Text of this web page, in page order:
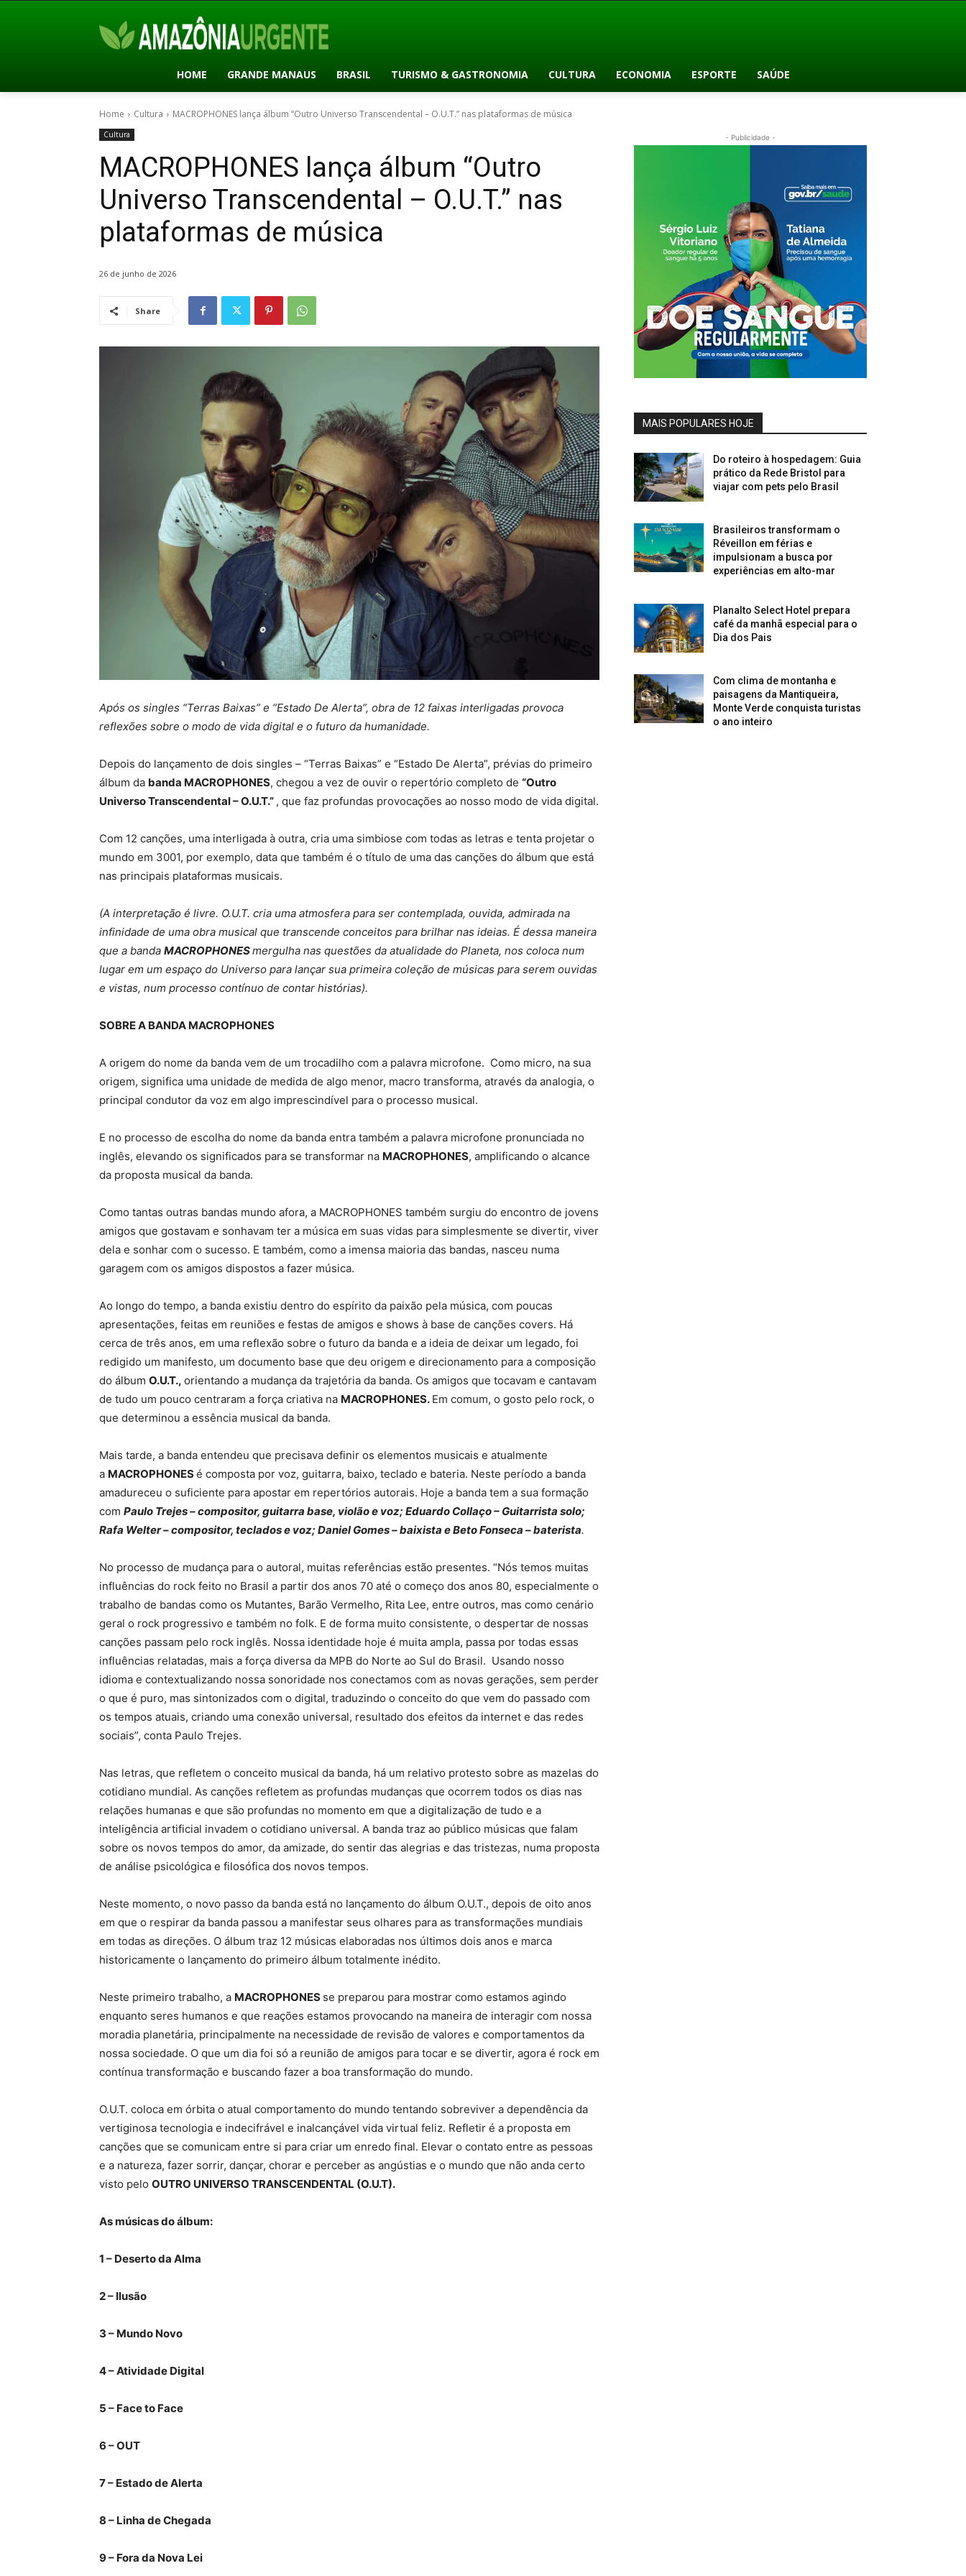
HOME GRANDE MANAUS BRASIL TURISMO & GASTRONOMIA CULTURA ECONOMIA ESPORTE SAÚDE
Home Cultura MACROPHONES lança álbum “Outro Universo Transcendental – O.U.T.” nas plataformas de música
Cultura
MACROPHONES lança álbum “Outro
Universo Transcendental – O.U.T.” nas
plataformas de música
26 de junho de 2026
Share
Após os singles “Terras Baixas” e “Estado De Alerta”, obra de 12 faixas interligadas provoca
reflexões sobre o modo de vida digital e o futuro da humanidade.
Depois do lançamento de dois singles – “Terras Baixas” e “Estado De Alerta”, prévias do primeiro
álbum da banda MACROPHONES, chegou a vez de ouvir o repertório completo de “Outro
Universo Transcendental – O.U.T.” , que faz profundas provocações ao nosso modo de vida digital.
Com 12 canções, uma interligada à outra, cria uma simbiose com todas as letras e tenta projetar o
mundo em 3001, por exemplo, data que também é o título de uma das canções do álbum que está
nas principais plataformas musicais.
(A interpretação é livre. O.U.T. cria uma atmosfera para ser contemplada, ouvida, admirada na
infinidade de uma obra musical que transcende conceitos para brilhar nas ideias. É dessa maneira
que a banda MACROPHONESmergulha nas questões da atualidade do Planeta, nos coloca num
lugar em um espaço do Universo para lançar sua primeira coleção de músicas para serem ouvidas
e vistas, num processo contínuo de contar histórias).
SOBRE A BANDA MACROPHONES
A origem do nome da banda vem de um trocadilho com a palavra microfone. Como micro, na sua
origem, significa uma unidade de medida de algo menor, macro transforma, através da analogia, o
principal condutor da voz em algo imprescindível para o processo musical.
E no processo de escolha do nome da banda entra também a palavra microfone pronunciada no
inglês, elevando os significados para se transformar na MACROPHONES, amplificando o alcance
da proposta musical da banda.
Como tantas outras bandas mundo afora, a MACROPHONES também surgiu do encontro de jovens
amigos que gostavam e sonhavam ter a música em suas vidas para simplesmente se divertir, viver
dela e sonhar com o sucesso. E também, como a imensa maioria das bandas, nasceu numa
garagem com os amigos dispostos a fazer música.
Ao longo do tempo, a banda existiu dentro do espírito da paixão pela música, com poucas
apresentações, feitas em reuniões e festas de amigos e shows à base de canções covers. Há
cerca de três anos, em uma reflexão sobre o futuro da banda e a ideia de deixar um legado, foi
redigido um manifesto, um documento base que deu origem e direcionamento para a composição
do álbum O.U.T., orientando a mudança da trajetória da banda. Os amigos que tocavam e cantavam
de tudo um pouco centraram a força criativa na MACROPHONES. Em comum, o gosto pelo rock, o
que determinou a essência musical da banda.
Mais tarde, a banda entendeu que precisava definir os elementos musicais e atualmente
a MACROPHONESé composta por voz, guitarra, baixo, teclado e bateria. Neste período a banda
amadureceu o suficiente para apostar em repertórios autorais. Hoje a banda tem a sua formação
com Paulo Trejes – compositor, guitarra base, violão e voz; Eduardo Collaço – Guitarrista solo;
Rafa Welter – compositor, teclados e voz; Daniel Gomes – baixista e Beto Fonseca – baterista.
No processo de mudança para o autoral, muitas referências estão presentes. “Nós temos muitas
influências do rock feito no Brasil a partir dos anos 70 até o começo dos anos 80, especialmente o
trabalho de bandas como os Mutantes, Barão Vermelho, Rita Lee, entre outros, mas como cenário
geral o rock progressivo e também no folk. E de forma muito consistente, o despertar de nossas
canções passam pelo rock inglês. Nossa identidade hoje é muita ampla, passa por todas essas
influências relatadas, mais a força diversa da MPB do Norte ao Sul do Brasil. Usando nosso
idioma e contextualizando nossa sonoridade nos conectamos com as novas gerações, sem perder
o que é puro, mas sintonizados com o digital, traduzindo o conceito do que vem do passado com
os tempos atuais, criando uma conexão universal, resultado dos efeitos da internet e das redes
sociais”, conta Paulo Trejes.
Nas letras, que refletem o conceito musical da banda, há um relativo protesto sobre as mazelas do
cotidiano mundial. As canções refletem as profundas mudanças que ocorrem todos os dias nas
relações humanas e que são profundas no momento em que a digitalização de tudo e a
inteligência artificial invadem o cotidiano universal. A banda traz ao público músicas que falam
sobre os novos tempos do amor, da amizade, do sentir das alegrias e das tristezas, numa proposta
de análise psicológica e filosófica dos novos tempos.
Neste momento, o novo passo da banda está no lançamento do álbum O.U.T., depois de oito anos
em que o respirar da banda passou a manifestar seus olhares para as transformações mundiais
em todas as direções. O álbum traz 12 músicas elaboradas nos últimos dois anos e marca
historicamente o lançamento do primeiro álbum totalmente inédito.
Neste primeiro trabalho, a MACROPHONES se preparou para mostrar como estamos agindo
enquanto seres humanos e que reações estamos provocando na maneira de interagir com nossa
moradia planetária, principalmente na necessidade de revisão de valores e comportamentos da
nossa sociedade. O que um dia foi só a reunião de amigos para tocar e se divertir, agora é rock em
contínua transformação e buscando fazer a boa transformação do mundo.
O.U.T. coloca em órbita o atual comportamento do mundo tentando sobreviver a dependência da
vertiginosa tecnologia e indecifrável e inalcançável vida virtual feliz. Refletir é a proposta em
canções que se comunicam entre si para criar um enredo final. Elevar o contato entre as pessoas
e a natureza, fazer sorrir, dançar, chorar e perceber as angústias e o mundo que não anda certo
visto pelo OUTRO UNIVERSO TRANSCENDENTAL (O.U.T).
As músicas do álbum:
1 – Deserto da Alma
2 – Ilusão
3 – Mundo Novo
4 – Atividade Digital
5 – Face to Face
6 – OUT
7 – Estado de Alerta
8 – Linha de Chegada
9 – Fora da Nova Lei
- Publicidade -
MAIS POPULARES HOJE
Do roteiro à hospedagem: Guia
prático da Rede Bristol para
viajar com pets pelo Brasil
Brasileiros transformam o
Réveillon em férias e
impulsionam a busca por
experiências em alto-mar
Planalto Select Hotel prepara
café da manhã especial para o
Dia dos Pais
Com clima de montanha e
paisagens da Mantiqueira,
Monte Verde conquista turistas
o ano inteiro